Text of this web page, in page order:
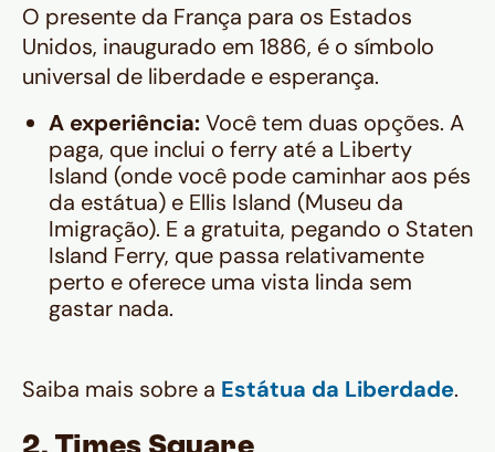
O presente da França para os Estados
Unidos, inaugurado em 1886, é o símbolo
universal de liberdade e esperança.
A experiência:Você tem duas opções. A
paga, que inclui o ferry até a Liberty
Island (onde você pode caminhar aos pés
da estátua) e Ellis Island (Museu da
Imigração). E a gratuita, pegando o Staten
Island Ferry, que passa relativamente
perto e oferece uma vista linda sem
gastar nada.
Saiba mais sobre a Estátua da Liberdade.